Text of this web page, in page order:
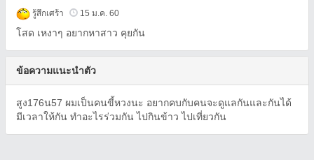
รู้สึกเศร้า 15 ม.ค. 60
โสด เหงาๆ อยากหาสาว คุยกัน
ข้อความแนะนำตัว
สูง176น57 ผมเป็นคนขี้หวงนะ อยากคบกับคนจะดูแลกันและกันได้
มีเวลาให้กัน ทำอะไรร่วมกัน ไปกินข้าว ไปเที่ยวกัน